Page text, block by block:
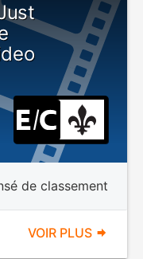
de classement
VOIR PLUS